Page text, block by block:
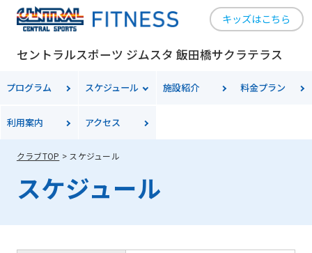
キッズはこちら
セントラルスポーツ ジムスタ 飯田橋サクラテラス
プログラム スケジュール 施設紹介 料金プラン
利用案内 アクセス
クラブTOP スケジュール
スケジュール